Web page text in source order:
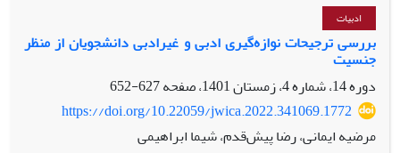
ادبیات
بررسی ترجیحات نوازه‌گیری ادبی و غیرادبی دانشجویان از منظر
جنسیت
دوره 14، شماره 4، زمستان 1401، صفحه
627-652
https://doi.org/10.22059/jwica.2022.341069.1772
مرضیه ایمانی، رضا پیش‌قدم، شیما ابراهیمی